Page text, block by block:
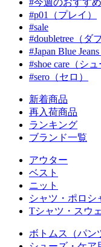
#今週のおすすめ
#p01（プレイ）
#sale
#doubletree（ダ
#Japan Blue
#shoe care（シュ
#sero（セロ）
新着商品
再入荷商品
ランキング
ブランド一覧
アウター
ベスト
ニット
シャツ・ポロシ
Tシャツ・スウ
ボトムス（パン